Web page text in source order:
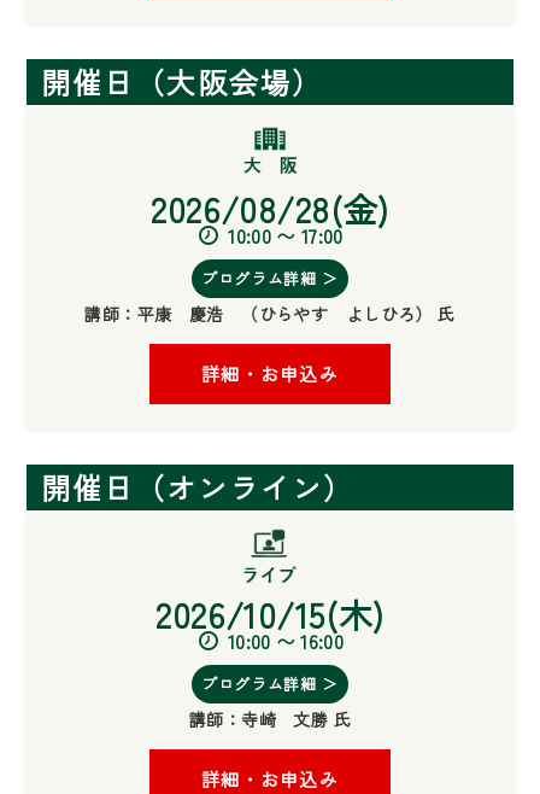
開催日（大阪会場）
2026/08/28(金)
10:00 〜 17:00
プログラム詳細 ＞
講師： 平康 慶浩 （ひらやす よしひろ） 氏
詳細・お申込み
開催日（オンライン）
2026/10/15(木)
10:00 〜 16:00
プログラム詳細 ＞
講師： 寺崎 文勝 氏
詳細・お申込み